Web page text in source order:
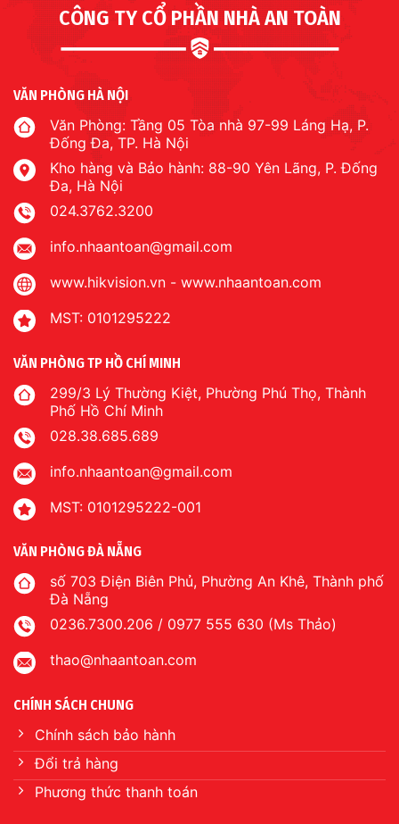
CÔNG TY CỔ PHẦN NHÀ AN TOÀN
VĂN PHÒNG HÀ NỘI
Văn Phòng: Tầng 05 Tòa nhà 97-99 Láng Hạ, P.
Đống Đa, TP. Hà Nội
Kho hàng và Bảo hành: 88-90 Yên Lãng, P. Đống
Đa, Hà Nội
024.3762.3200
info.nhaantoan@gmail.com
www.hikvision.vn - www.nhaantoan.com
MST: 0101295222
VĂN PHÒNG TP HỒ CHÍ MINH
299/3 Lý Thường Kiệt, Phường Phú Thọ, Thành
Phố Hồ Chí Minh
028.38.685.689
info.nhaantoan@gmail.com
MST: 0101295222-001
VĂN PHÒNG ĐÀ NẴNG
số 703 Điện Biên Phủ, Phường An Khê, Thành phố
Đà Nẵng
0236.7300.206 / 0977 555 630 (Ms Thảo)
thao@nhaantoan.com
CHÍNH SÁCH CHUNG
Chính sách bảo hành
Đổi trả hàng
Phương thức thanh toán